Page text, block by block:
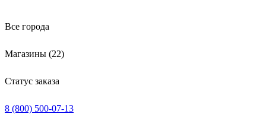
Все города
Магазины (22)
Статус заказа
8 (800) 500-07-13